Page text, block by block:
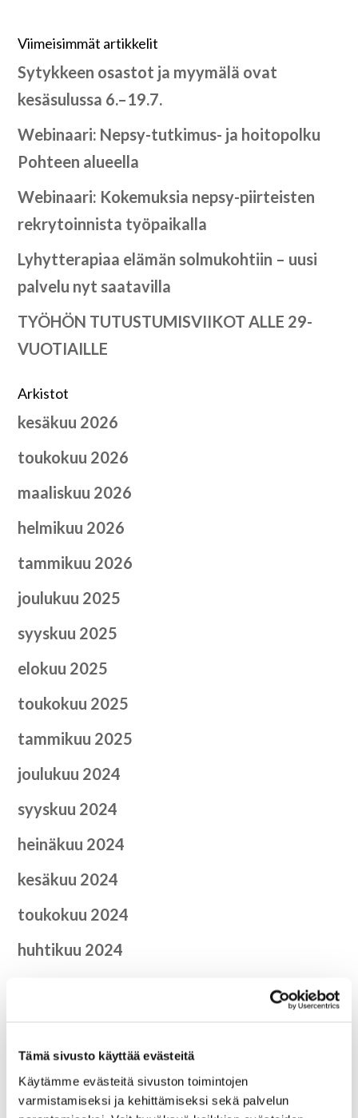
Tämä sivusto käyttää evästeitä
Käytämme evästeitä sivuston toimintojen
varmistamiseksi ja kehittämiseksi sekä palvelun
Viimeisimmät artikkelit
Sytykkeen osastot ja myymälä ovat
kesäsulussa 6.–19.7.
Webinaari: Nepsy-tutkimus- ja hoitopolku
Pohteen alueella
Webinaari: Kokemuksia nepsy-piirteisten
rekrytoinnista työpaikalla
Lyhytterapiaa elämän solmukohtiin – uusi
palvelu nyt saatavilla
TYÖHÖN TUTUSTUMISVIIKOT ALLE 29-
VUOTIAILLE
Arkistot
kesäkuu 2026
toukokuu 2026
maaliskuu 2026
helmikuu 2026
tammikuu 2026
joulukuu 2025
syyskuu 2025
elokuu 2025
toukokuu 2025
tammikuu 2025
joulukuu 2024
syyskuu 2024
heinäkuu 2024
kesäkuu 2024
toukokuu 2024
huhtikuu 2024
elokuu 2023
kesäkuu 2023